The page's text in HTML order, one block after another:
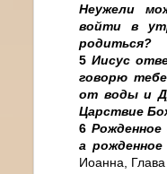
Неужели
войти в
родиться?
5 Иисус
говорю
от воды и
Царствие
6
а
Иоанна,